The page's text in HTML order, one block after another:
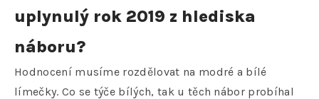
uplynulý rok 2019 z hlediska
náboru?
Hodnocení musíme rozdělovat na modré a bílé
límečky. Co se týče bílých, tak u těch nábor probíhal